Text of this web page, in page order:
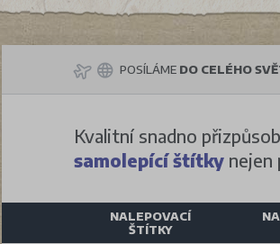
POSÍLÁME DO CELÉHO
Kvalitní snadno
samolepící štítky nejen
NALEPOVACÍ
ŠTÍTKY